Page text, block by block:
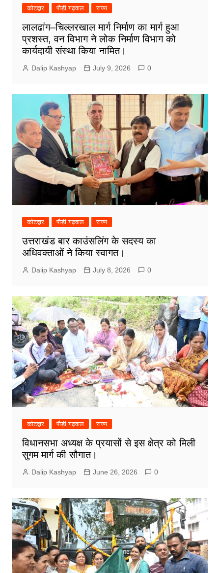
कोटद्वार पौड़ी गढ़वाल राज्य
लालढांग–चिल्लरखाल मार्ग निर्माण का मार्ग हुआ
प्रशस्त, वन विभाग ने लोक निर्माण विभाग को
कार्यदायी संस्था किया नामित।
Dalip Kashyap July 9, 2026 0
कोटद्वार पौड़ी गढ़वाल राज्य
उत्तराखंड बार काउंसलिंग के सदस्य का
अधिवक्ताओं ने किया स्वागत।
Dalip Kashyap July 8, 2026 0
कोटद्वार पौड़ी गढ़वाल राज्य
विधानसभा अध्यक्ष के प्रयासों से इस क्षेत्र को मिली
सुगम मार्ग की सौगात।
Dalip Kashyap June 26, 2026 0